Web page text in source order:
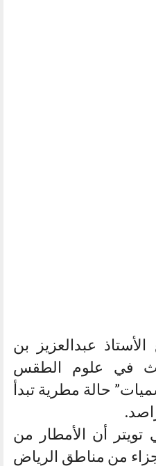
عبدالعزيز بن
في علوم الطقس
حالة مطرية تبدأ
أن الأمطار من
من مناطق الرياض